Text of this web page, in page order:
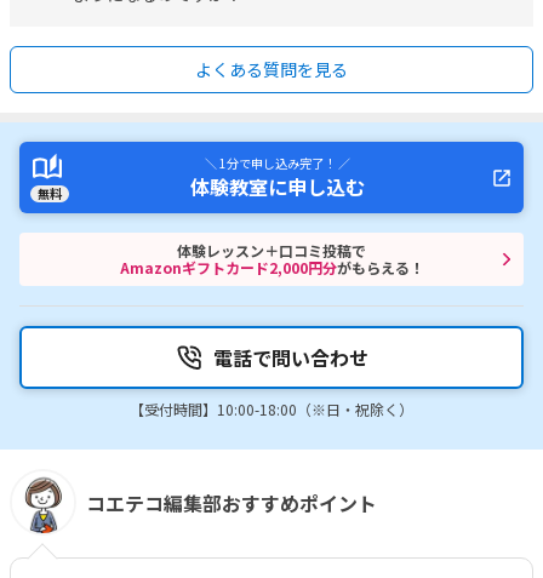
よくある質問を見る
無料
＼ 1分で申し込み完了！ ／
体験教室に申し込む
体験レッスン＋口コミ投稿で
Amazonギフトカード2,000円分がもらえる！
電話で問い合わせ
【受付時間】10:00-18:00（※日・祝除く）
コエテコ編集部おすすめポイント